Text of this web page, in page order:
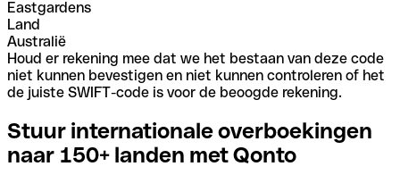
Eastgardens
Land
Australië
Houd er rekening mee dat we het bestaan van deze code
niet kunnen bevestigen en niet kunnen controleren of het
de juiste SWIFT-code is voor de beoogde rekening.
Stuur internationale overboekingen
naar 150+ landen met Qonto